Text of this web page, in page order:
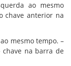
ao mesmo
chave anterior na
mesmo tempo. –
na barra de